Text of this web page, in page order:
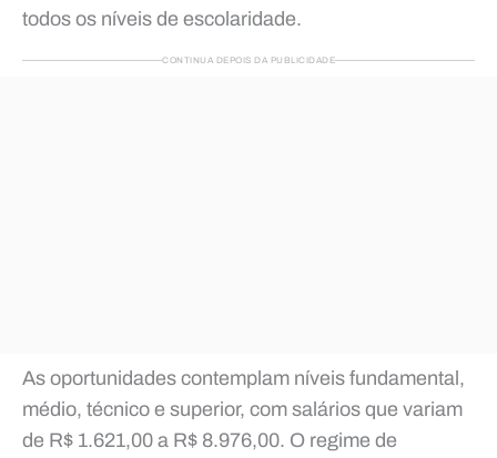
todos os níveis de escolaridade.
CONTINUA DEPOIS DA PUBLICIDADE
As oportunidades contemplam níveis fundamental,
médio, técnico e superior, com salários que variam
de R$ 1.621,00 a R$ 8.976,00. O regime de